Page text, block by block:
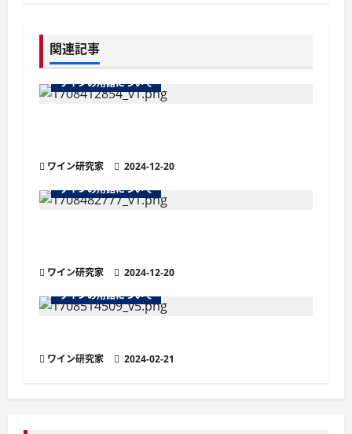
ゲ
ー
ン
関連記事
ワインの用語について
ワイン研究家
2024-12-20
ワインの用語について
ワイン研究家
2024-12-20
ワインの用語について
ワイン研究家 2024-02-21